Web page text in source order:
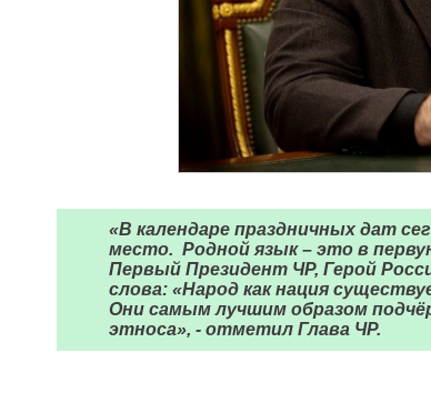
«В календаре праздничных дат
место. Родной язык – это в
Первый Президент ЧР, Герой
слова: «Народ как нация
Они самым лучшим образом
этноса», - отметил Глава ЧР.